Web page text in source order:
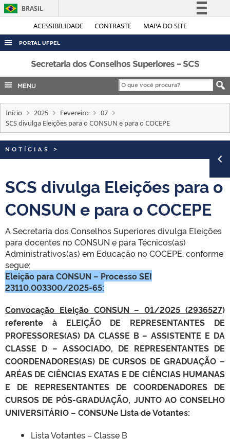
ACESSIBILIDADE CONTRASTE MAPA DO SITE
BRASIL
Simplifique!
Acesso à informação
Legislação
Canais
PORTAL UFPEL
ACESSO À INFORMAÇÃO
AUDITORIA
COBALTO
CONCURSOS
INTERNACIONAL
PORTARIAS
Secretaria dos Conselhos Superiores – SCS
MENU
Início 2025 Fevereiro
07
SCS divulga Eleições para o CONSUN e para o COCEPE
NOTÍCIAS >
SCS divulga Eleições para o
CONSUN e para o COCEPE
A Secretaria dos Conselhos Superiores divulga Eleições
para docentes no CONSUN e para Técnicos(as)
Administrativos(as) em Educação no COCEPE, conforme
segue:
Eleição para CONSUN – Processo SEI
23110.003300/2025-65:
Convocação Eleição CONSUN – 01/2025 (2936527)
referente à ELEIÇÃO DE REPRESENTANTES DE
PROFESSORES(AS) DA CLASSE B – ASSISTENTE E DA
CLASSE D – ASSOCIADO, DE REPRESENTANTES DE
COORDENADORES(AS) DE CURSOS DE GRADUAÇÃO –
ARÉAS DE CIÊNCIAS EXATAS E DE CIÊNCIAS HUMANAS
E DE REPRESENTANTES DE COORDENADORES DE
CURSOS DE PÓS-GRADUAÇÃO, JUNTO AO CONSELHO
UNIVERSITÁRIO – CONSUNe Lista de Votantes:
Lista Votantes – Classe B